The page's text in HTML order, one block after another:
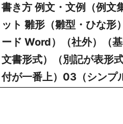
書き方 例文・文例（例文
ット 雛形（雛型・ひな形
ード Word）（社外）（
文書形式）（別記が表形
付が一番上）03（シン